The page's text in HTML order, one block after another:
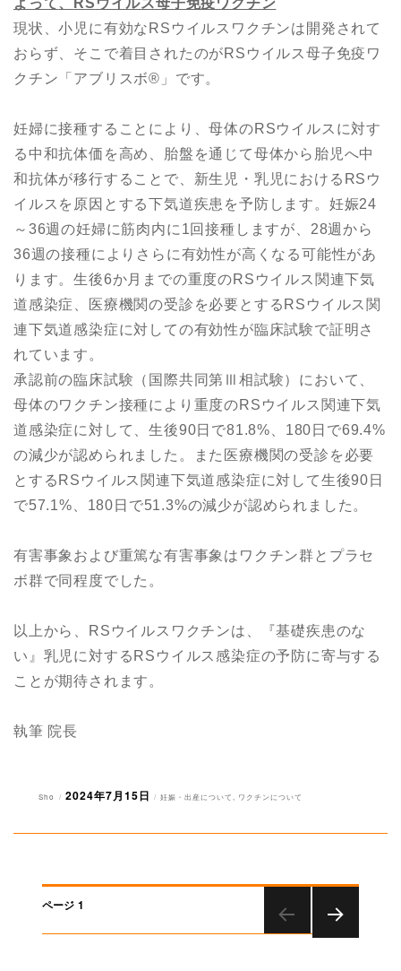
よって 、 RS ウイルス母子免疫ワクチン
現状、小児に有効なRSウイルスワクチンは開発されて
おらず、そこで着目されたのがRSウイルス母子免疫ワ
クチン「アブリスボ®︎」です。
妊婦に接種することにより、母体のRSウイルスに対す
る中和抗体価を高め、胎盤を通じて母体から胎児へ中
和抗体が移行することで、新生児・乳児におけるRSウ
イルスを原因とする下気道疾患を予防します。妊娠24
～36週の妊婦に筋肉内に1回接種しますが、28週から
36週の接種によりさらに有効性が高くなる可能性があ
ります。生後6か月までの重度のRSウイルス関連下気
道感染症、医療機関の受診を必要とするRSウイルス関
連下気道感染症に対しての有効性が臨床試験で証明さ
れています。
承認前の臨床試験（国際共同第Ⅲ相試験）において、
母体のワクチン接種により重度のRSウイルス関連下気
道感染症に対して、生後90日で81.8%、180日で69.4%
の減少が認められました。また医療機関の受診を必要
とするRSウイルス関連下気道感染症に対して生後90日
で57.1%、180日で51.3%の減少が認められました。
有害事象および重篤な有害事象はワクチン群とプラセ
ボ群で同程度でした。
以上から、RSウイルスワクチンは、『基礎疾患のな
い』乳児に対するRSウイルス感染症の予防に寄与する
ことが期待されます。
執筆 院長
投
Sho
投
2024年7月15日
カ
妊娠・出産について ワクチンについて
投
ページ 1